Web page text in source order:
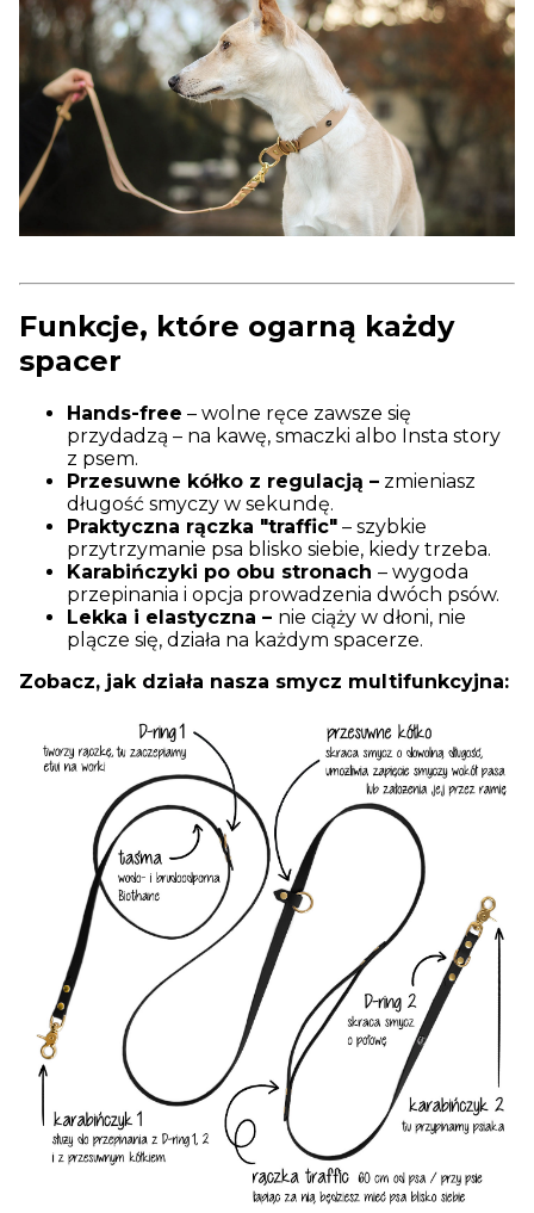
Funkcje, które ogarną każdy
spacer
Hands-free – wolne ręce zawsze się
przydadzą – na kawę, smaczki albo Insta story
z psem.
Przesuwne kółko z regulacją – zmieniasz
długość smyczy w sekundę.
Praktyczna rączka "traffic" – szybkie
przytrzymanie psa blisko siebie, kiedy trzeba.
Karabińczyki po obu stronach – wygoda
przepinania i opcja prowadzenia dwóch psów.
Lekka i elastyczna – nie ciąży w dłoni, nie
plącze się, działa na każdym spacerze.
Zobacz, jak działa nasza smycz multifunkcyjna: